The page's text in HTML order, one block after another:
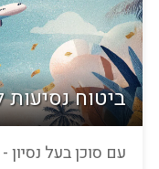
ביטוח נסיעות
עם סוכן בעל